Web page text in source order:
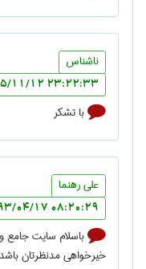
ناشناس
23:22:33 1395/11/12
با تشکر
علی رهنما
08:20:29 1393/04/17
باسلام سایت جامع
خیرخواهی مدنظرتان